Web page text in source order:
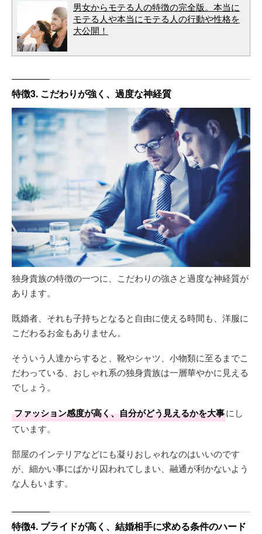
男女からモテる人の特徴の完全版。本当に
モテる人や本当にモテる人の行動や性格を
大公開！
特徴3. こだわりが強く、過度な神経質
独身貴族の特徴の一つに、こだわりの強さと過度な神経質が
あります。
既婚者、それも子持ちとなると自由に使える時間も、洋服に
こだわるお金もありません。
そういう人達からすると、靴やシャツ、小物類に至るまでこ
だわっている、おしゃれ系の独身貴族は一層華やかに見える
でしょう。
ファッション感度が高く、自分がどう見えるかを大事にし
ています。
部屋のインテリアなどにも凝りおしゃれなのはいいのです
が、細かい事にばかり囚われてしまい、融通が利かないよう
な人もいます。
特徴4. プライドが高く、結婚相手に求める条件のハード